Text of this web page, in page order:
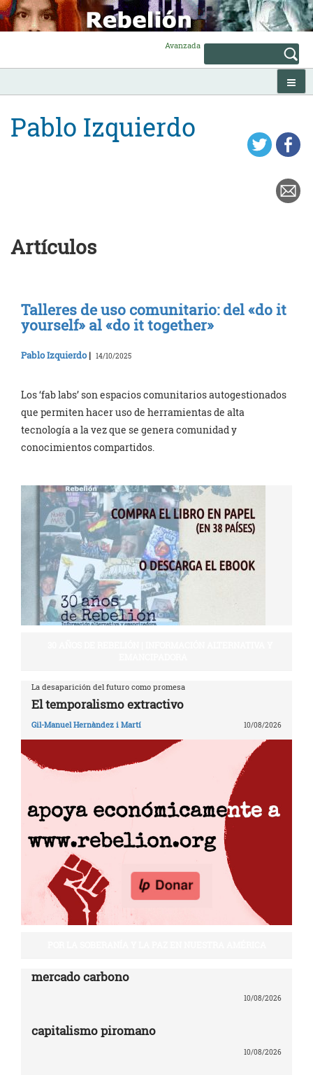
Skip
to
content
Avanzada
Pablo Izquierdo
Artículos
Talleres de uso comunitario: del «do it
yourself» al «do it together»
Pablo Izquierdo| 14/10/2025
Los ‘fab labs’ son espacios comunitarios autogestionados
que permiten hacer uso de herramientas de alta
tecnología a la vez que se genera comunidad y
conocimientos compartidos.
La desaparición del futuro como promesa
El temporalismo extractivo
Gil-Manuel Hernàndez i Martí 10/08/2026
mercado carbono
10/08/2026
capitalismo piromano
10/08/2026